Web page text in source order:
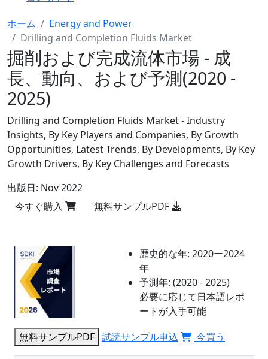
ホーム
Energy and Power
Drilling and Completion Fluids Market
掘削および完成流体市場 - 成
長、動向、および予測(2020 -
2025)
Drilling and Completion Fluids Market - Industry
Insights, By Key Players and Companies, By Growth
Opportunities, Latest Trends, By Developments, By Key
Growth Drivers, By Key Challenges and Forecasts
出版日: Nov 2022
今すぐ購入
無料サンプルPDF
歴史的な年: 2020ー2024
年
予測年: (2020 - 2025)
必要に応じて日本語レポ
ートが入手可能
無料サンプルPDF 試読サンプル申込 今買う